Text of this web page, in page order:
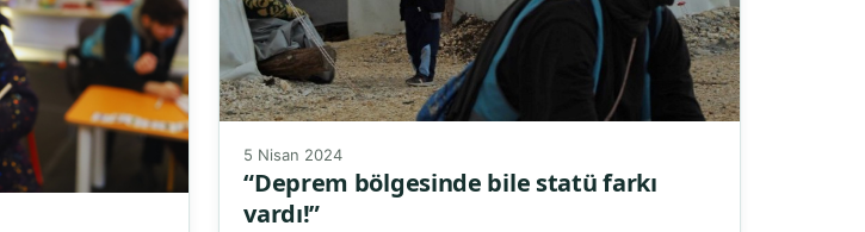
5 Nisan 2024
“Deprem bölgesinde bile statü farkı
vardı!”